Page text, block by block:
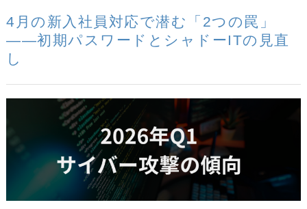
4月の新入社員対応で潜む「2つの罠」
——初期パスワードとシャドーITの見直
し